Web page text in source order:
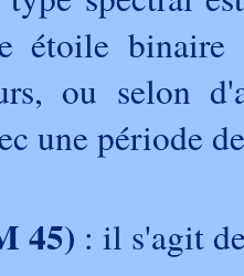
étoile
ou selon
une période
45) : il s'agit